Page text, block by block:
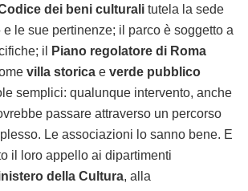
dei beni culturali tutela la sede
le sue pertinenze; il parco è soggetto a
il
Piano regolatore di Roma
villa storica e verde pubblico
semplici: qualunque intervento, anche
passare attraverso un percorso
Le associazioni lo sanno bene. E
il loro appello ai dipartimenti
della Cultura, alla